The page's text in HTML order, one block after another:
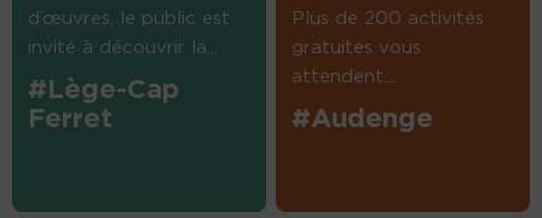
d’œuvres, le public est
invité à découvrir la...
#Lège-Cap
Ferret
Plus de 200 activités
gratuites vous
attendent....
#Audenge